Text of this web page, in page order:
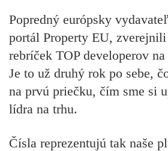
Popredný európsky
portál Property EU,
rebríček TOP developerov
Je to už druhý rok po sebe,
na prvú priečku, čím sme si
lídra na trhu.
Čísla reprezentujú tak naše